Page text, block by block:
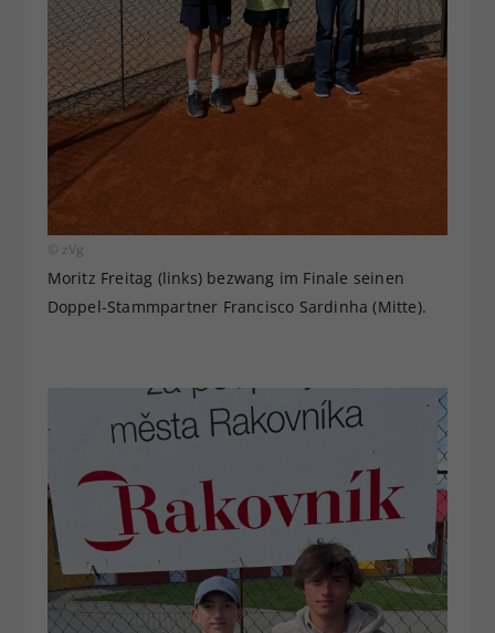
© zVg
Moritz Freitag (links) bezwang im Finale seinen
Doppel-Stammpartner Francisco Sardinha (Mitte).